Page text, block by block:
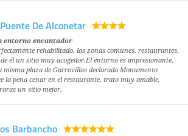
De Alconetar
entorno encantador
rehabilitado, las zonas comunes, restaurantes,
él un sitio muy acogedor.El entorno es impresionante,
misma plaza de Garrovillas declarada Monumento
la pena cenar en el restaurante, trato muy amable,
un sitio mejor.
Barbancho